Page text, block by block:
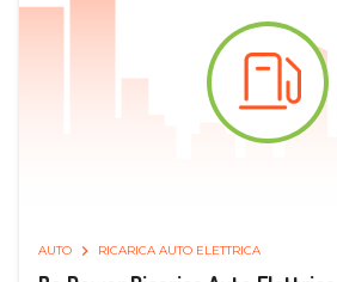
AUTO RICARICA AUTO ELETTRICA